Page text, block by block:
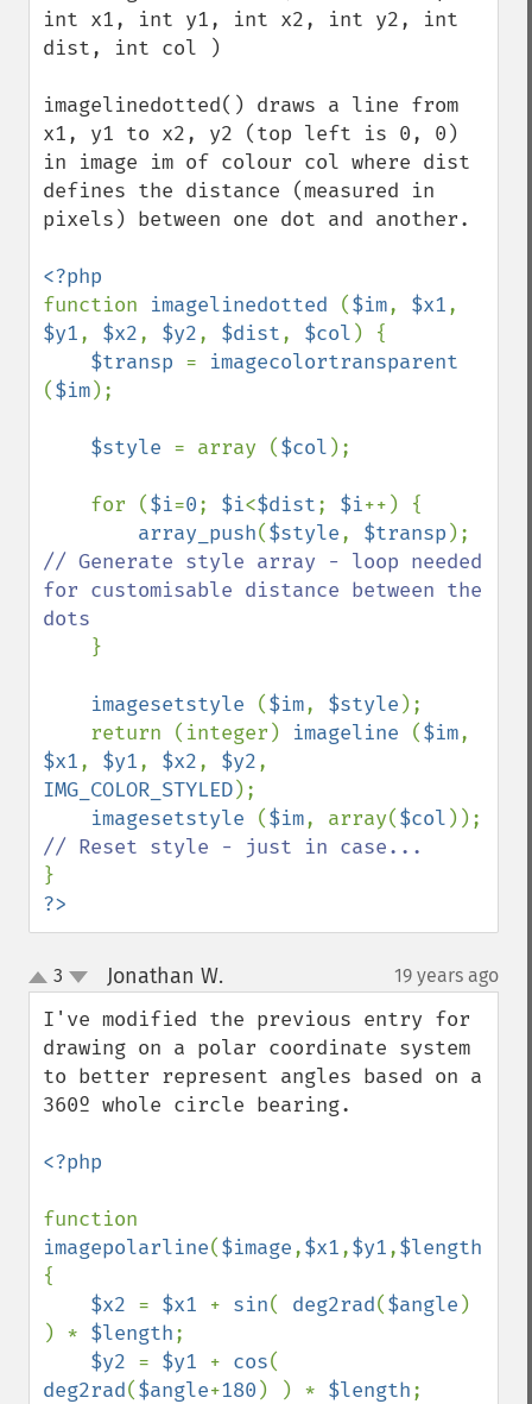
int x1, int y1, int x2, int y2, int
dist, int col )
imagelinedotted() draws a line from
x1, y1 to x2, y2 (top left is 0, 0)
in image im of colour col where dist
defines the distance (measured in
pixels) between one dot and another.
function imagelinedotted ($im, $x1
$y1, $x2, $y2, $dist, $col ) {
$transp =
($im);
$style = array ($col );
    for (
$i=0; $i<$dist; $i++) {
array_push($style, $transp
// Generate style array - loop needed
for customisable distance between the
dots
}
imagesetstyle ($im, $style );
    return (integer)
imageline ($im
$x1, $y1, $x2, $y2
IMG_COLOR_STYLED);
imagesetstyle ($im, array($col
?>
up
down
3 Jonathan W. 19 years ago
I've modified the previous entry for
drawing on a polar coordinate system
to better represent angles based on a
360º whole circle bearing.
<?php
imagepolarline($image,$x1,$y1,$length
{
$x2 = $x1 + sin( deg2rad($angle )
) * $length;
$y2 = $y1 + cos
deg2rad($angle+180 ) ) * $length;